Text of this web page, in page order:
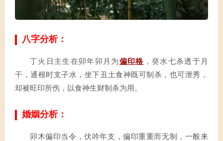
八字分析：
丁火日主生在卯年卯月为 偏印格 ，癸水七杀透于月
干，通根时支子水，坐下丑土食神既可制杀，也可泄秀，
却被旺印所伤，以食神生财制杀为用。
婚姻分析：
卯木偏印当令，伏吟年支，偏印重重而无制，一般来